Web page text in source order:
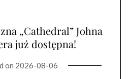
„Cathedral” Johna
już dostępna!
on 2026-08-06